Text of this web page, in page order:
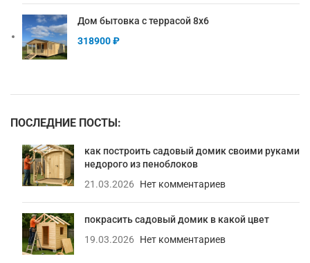
Дом бытовка с террасой 8х6
318900₽
ПОСЛЕДНИЕ ПОСТЫ:
как построить садовый домик своими руками
недорого из пеноблоков
21.03.2026
Нет комментариев
покрасить садовый домик в какой цвет
19.03.2026
Нет комментариев